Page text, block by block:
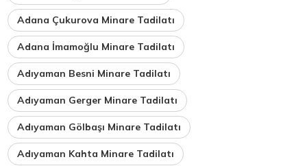
Adana Çukurova Minare Tadilatı
Adana İmamoğlu Minare Tadilatı
Adıyaman Besni Minare Tadilatı
Adıyaman Gerger Minare Tadilatı
Adıyaman Gölbaşı Minare Tadilatı
Adıyaman Kahta Minare Tadilatı